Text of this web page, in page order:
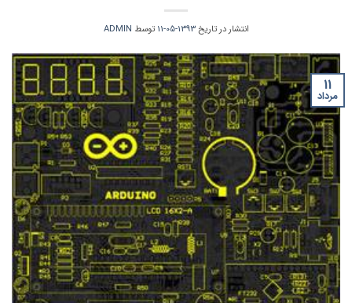
انتشار در تاریخ1393-05-11 توسط ADMIN
11
مرداد